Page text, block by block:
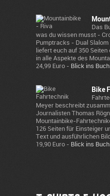
Das
was du wissen musst -
Pumptracks - Dual
liefert euch auf 350
in alle Aspekte des
24,99 Euro - Blick ins
Bike
Meyer beschreibt
Journalisten Thomas
Mountainbike-
126 Seiten für Einsteiger
Text und ausführlichen
19,90 Euro - Blick ins